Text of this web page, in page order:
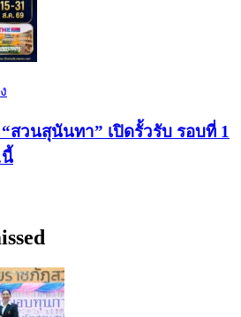
สวนสุนันทา” เปิดรั้วรับ รอบที่ 1
นี้